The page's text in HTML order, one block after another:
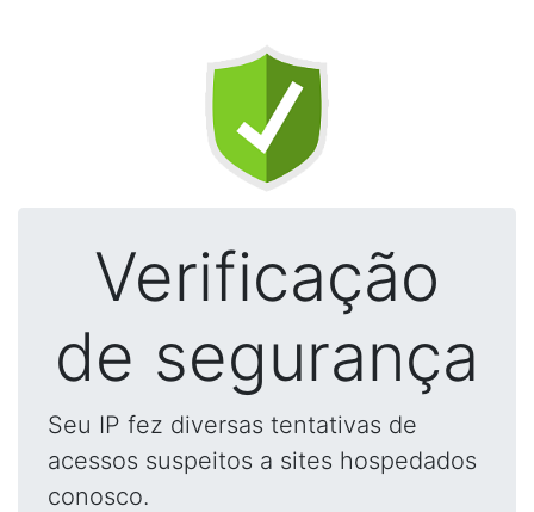
Verificação
de segurança
Seu IP fez diversas tentativas de
acessos suspeitos a sites hospedados
conosco.